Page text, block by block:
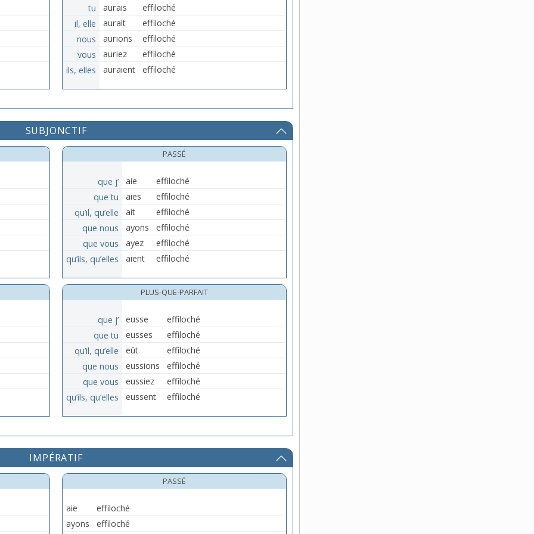
tu aurais
effiloché
il, elle
aurait
effiloché
nous
aurions
effiloché
vous
auriez
effiloché
ils, elles
auraient effiloché
SUBJONCTIF
PASSÉ
que j’ aie
effiloché
que tu
aies
effiloché
qu’il, qu’elle
ait
effiloché
que nous
ayons
effiloché
que vous
ayez
effiloché
qu’ils, qu’elles
aient effiloché
PLUS-QUE-PARFAIT
que j’ eusse
effiloché
que tu
eusses
effiloché
qu’il, qu’elle
eût
effiloché
que nous
eussions
effiloché
que vous
eussiez
effiloché
qu’ils, qu’elles
eussent effiloché
IMPÉRATIF
PASSÉ
aie
effiloché
ayons
effiloché